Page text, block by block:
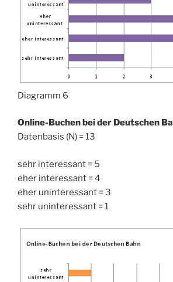
Diagramm 6
Online-Buchen bei der Deutschen
Datenbasis (N) = 13
sehr interessant = 5
eher interessant = 4
eher uninteressant = 3
sehr uninteressant = 1